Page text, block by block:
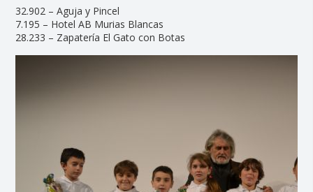
32.902 – Aguja y Pincel
7.195 – Hotel AB Murias Blancas
28.233 – Zapatería El Gato con Botas